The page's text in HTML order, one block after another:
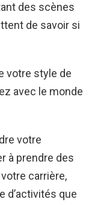
des scènes
de savoir si
votre style de
avec le monde
votre
à prendre des
carrière,
d’activités que